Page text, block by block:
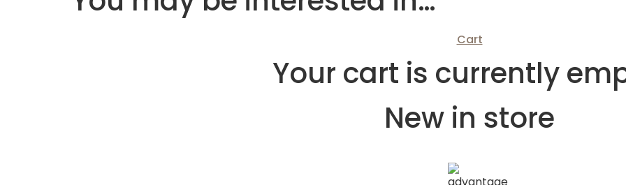
Cart
Your cart is currently
New in store